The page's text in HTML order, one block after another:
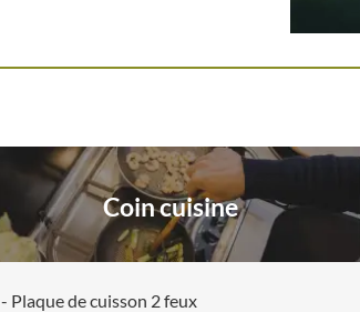
Coin cuisine
- Plaque de cuisson 2 feux